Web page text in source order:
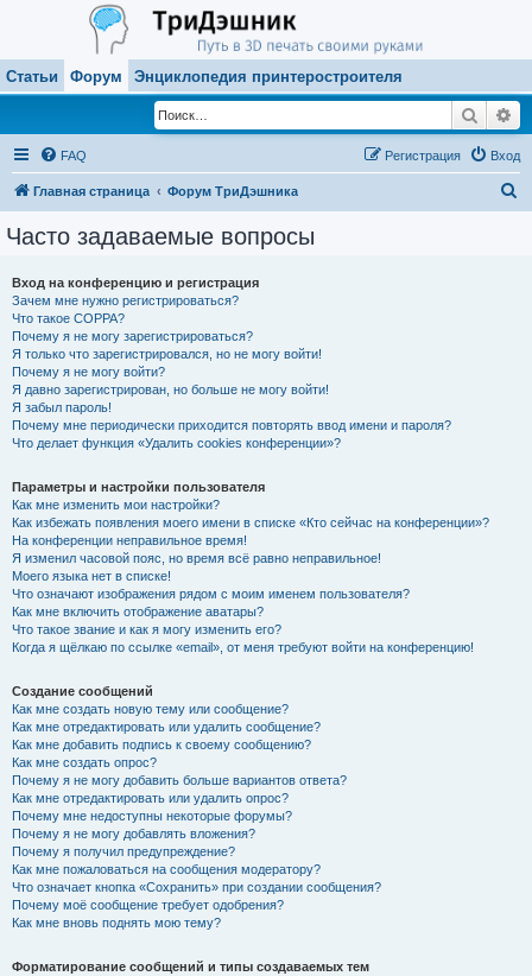
Статьи Форум Энциклопедия принтеростроителя
Поиск
FAQ Вход
Регистрация
Главная страница Форум ТриДэшника
Часто задаваемые вопросы
Вход на конференцию и регистрация
Зачем мне нужно регистрироваться?
Что такое COPPA?
Почему я не могу зарегистрироваться?
Я только что зарегистрировался, но не могу войти!
Почему я не могу войти?
Я давно зарегистрирован, но больше не могу войти!
Я забыл пароль!
Почему мне периодически приходится повторять ввод имени и пароля?
Что делает функция «Удалить cookies конференции»?
Параметры и настройки пользователя
Как мне изменить мои настройки?
Как избежать появления моего имени в списке «Кто сейчас на конференции»?
На конференции неправильное время!
Я изменил часовой пояс, но время всё равно неправильное!
Моего языка нет в списке!
Что означают изображения рядом с моим именем пользователя?
Как мне включить отображение аватары?
Что такое звание и как я могу изменить его?
Когда я щёлкаю по ссылке «email», от меня требуют войти на конференцию!
Создание сообщений
Как мне создать новую тему или сообщение?
Как мне отредактировать или удалить сообщение?
Как мне добавить подпись к своему сообщению?
Как мне создать опрос?
Почему я не могу добавить больше вариантов ответа?
Как мне отредактировать или удалить опрос?
Почему мне недоступны некоторые форумы?
Почему я не могу добавлять вложения?
Почему я получил предупреждение?
Как мне пожаловаться на сообщения модератору?
Что означает кнопка «Сохранить» при создании сообщения?
Почему моё сообщение требует одобрения?
Как мне вновь поднять мою тему?
Форматирование сообщений и типы создаваемых тем